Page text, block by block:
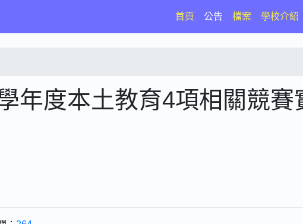
首頁(current)
公告 檔案 學校介紹
年度本土教育4項相關競賽